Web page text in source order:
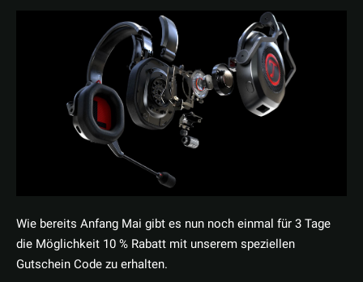
Wie bereits Anfang Mai gibt es nun noch einmal für 3 Tage
die Möglichkeit 10 % Rabatt mit unserem speziellen
Gutschein Code zu erhalten.